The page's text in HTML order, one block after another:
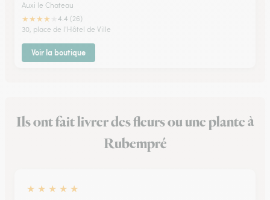
Auxi le Chateau
★★★★
4.4 (26)
30, place de l'Hôtel de Ville
Voir la boutique
Ils ont fait livrer des fleurs ou une plante à
Rubempré
★ ★ ★ ★ ★